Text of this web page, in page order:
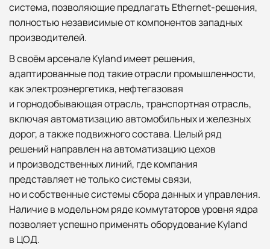
система, позволяющие предлагать Ethernet-решения,
полностью независимые от компонентов западных
производителей.
В своём арсенале Kyland имеет решения,
адаптированные под такие отрасли промышленности,
как электроэнергетика, нефтегазовая
и горнодобывающая отрасль, транспортная отрасль,
включая автоматизацию автомобильных и железных
дорог, а также подвижного состава. Целый ряд
решений направлен на автоматизацию цехов
и производственных линий, где компания
представляет не только системы связи,
но и собственные системы сбора данных и управления.
Наличие в модельном ряде коммутаторов уровня ядра
позволяет успешно применять оборудование Kyland
в ЦОД.